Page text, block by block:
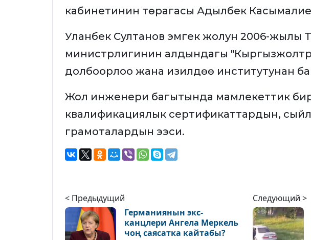
кабинетинин төрагасы Адылбек
Уланбек Султанов эмгек жолун 2006-жылы
министрлигинин алдындагы
долбоорлоо жана изилдөө институтунан
Жол инженери багытында мамлекеттик
квалификациялык сертификаттардын,
грамоталардын ээси.
< Предыдущий
Германиянын экс-
канцлери Ангела Меркель
чоң саясатка кайтабы?
Следующий >